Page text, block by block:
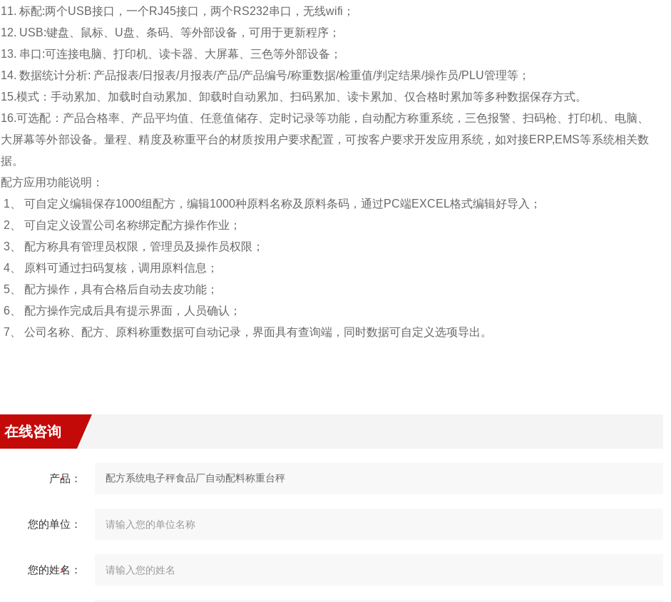
11. 标配:两个USB接口，一个RJ45接口，两个RS232串口，无线wifi；
12. USB:键盘、鼠标、U盘、条码、等外部设备，可用于更新程序；
13. 串口:可连接电脑、打印机、读卡器、大屏幕、三色等外部设备；
14. 数据统计分析: 产品报表/日报表/月报表/产品/产品编号/称重数据/检重值/判定结果/操作员/PLU管理等；
15.模式：手动累加、加载时自动累加、卸载时自动累加、扫码累加、读卡累加、仅合格时累加等多种数据保存方式。
16.可选配：产品合格率、产品平均值、任意值储存、定时记录等功能，自动配方称重系统， 三色报警、扫码枪、打印机、电脑、
大屏幕等外部设备。量程、精度及称重平台的材质按用户要求配置，可按客户要求开发应用系统，如对接ERP,EMS等系统相关数
据。
配方应用功能说明：
1、 可自定义编辑保存1000组配方，编辑1000种原料名称及原料条码，通过PC端EXCEL格式编辑好导入；
2、 可自定义设置公司名称绑定配方操作作业；
3、 配方称具有管理员权限，管理员及操作员权限；
4、 原料可通过扫码复核，调用原料信息；
5、 配方操作，具有合格后自动去皮功能；
6、 配方操作完成后具有提示界面，人员确认；
7、 公司名称、配方、原料称重数据可自动记录，界面具有查询端，同时数据可自定义选项导出。
在线咨询
产品：
您的单位：
您的姓名：